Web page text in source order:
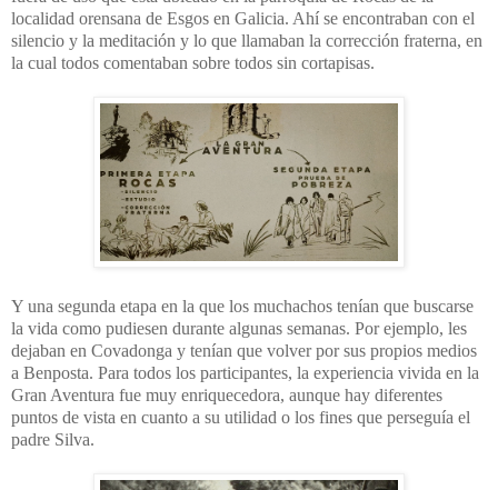
localidad orensana de Esgos en Galicia. Ahí se encontraban con el
silencio y la meditación y lo que llamaban la corrección fraterna, en
la cual todos comentaban sobre todos sin cortapisas.
Y una segunda etapa en la que los muchachos tenían que buscarse
la vida como pudiesen durante algunas semanas. Por ejemplo, les
dejaban en Covadonga y tenían que volver por sus propios medios
a Benposta. Para todos los participantes, la experiencia vivida en la
Gran Aventura fue muy enriquecedora, aunque hay diferentes
puntos de vista en cuanto a su utilidad o los fines que perseguía el
padre Silva.